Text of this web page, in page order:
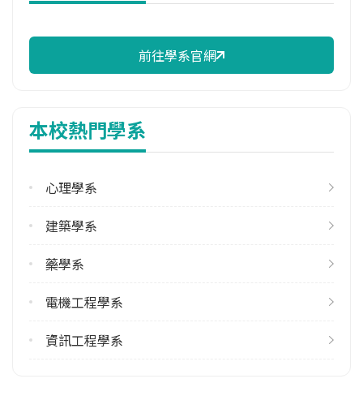
114年註冊率
113學年度下學期
修輔系人數
113學年度上學期
5
雙主修人數
113學年度下學期
前往學系官網
本校熱門學系
心理學系
建築學系
藥學系
電機工程學系
資訊工程學系